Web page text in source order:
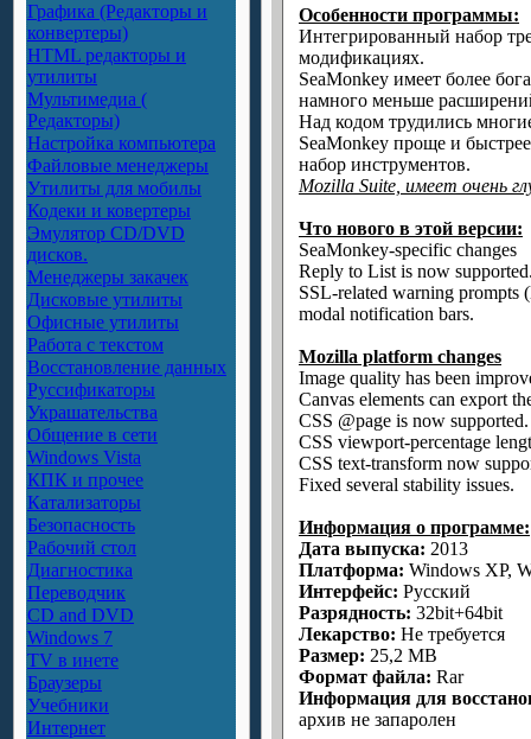
Графика (Редакторы и
конвертеры)
HTML редакторы и
утилиты
Мультимедиа (
Редакторы)
Настройка компьютера
Файловые менеджеры
Утилиты для мобилы
Кодеки и ковертеры
Эмулятор CD/DVD
дисков.
Менеджеры закачек
Дисковые утилиты
Офисные утилиты
Работа с текстом
Восстановление данных
Руссификаторы
Украшательства
Общение в сети
Windows Vista
КПК и прочее
Катализаторы
Безопасность
Рабочий стол
Диагностика
Переводчик
CD and DVD
Windows 7
TV в инете
Браузеры
Учебники
Интернет
Особенности программы:
Интегрированный набор
модификациях.
SeaMonkey имеет более
намного меньше
Над кодом трудились
SeaMonkey проще и
набор инструментов.
Mozilla Suite, имеет очень
Что нового в этой версии:
SeaMonkey-specific changes
Reply to List is now
SSL-related warning prompts
modal notification bars.
Mozilla platform changes
Image quality has been
Canvas elements can export
CSS @page is now supported.
CSS viewport-percentage
CSS text-transform now
Fixed several stability issues.
Информация о программе:
Дата выпуска: 2013
Платформа: Windows XP,
Интерфейс: Русский
Разрядность: 32bit+64bit
Лекарство: Не требуется
Размер: 25,2 MB
Формат файла: Rar
Информация для
архив не запаролен